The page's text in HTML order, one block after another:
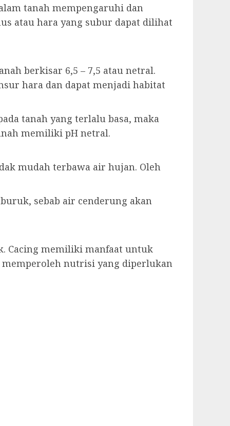
tanah mempengaruhi dan
atau hara yang subur dapat dilihat
berkisar 6,5 – 7,5 atau netral.
hara dan dapat menjadi habitat
tanah yang terlalu basa, maka
memiliki pH netral.
mudah terbawa air hujan. Oleh
sebab air cenderung akan
Cacing memiliki manfaat untuk
nutrisi yang diperlukan